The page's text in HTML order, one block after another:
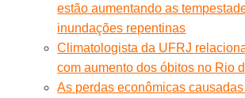
estão aumentando as
inundações repentinas
Climatologista da UFRJ
com aumento dos óbitos no Rio
As perdas econômicas